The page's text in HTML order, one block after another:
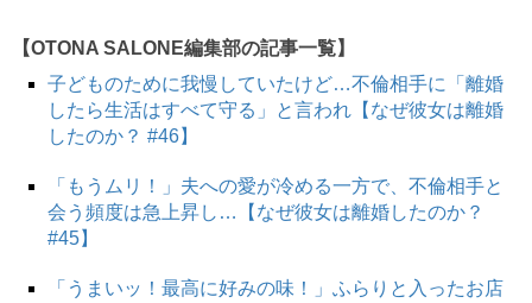
【OTONA SALONE編集部の記事一覧】
子どものために我慢していたけど…不倫相手に「離婚
したら生活はすべて守る」と言われ【なぜ彼女は離婚
したのか？ #46】
「もうムリ！」夫への愛が冷める一方で、不倫相手と
会う頻度は急上昇し…【なぜ彼女は離婚したのか？
#45】
「うまいッ！最高に好みの味！」ふらりと入ったお店